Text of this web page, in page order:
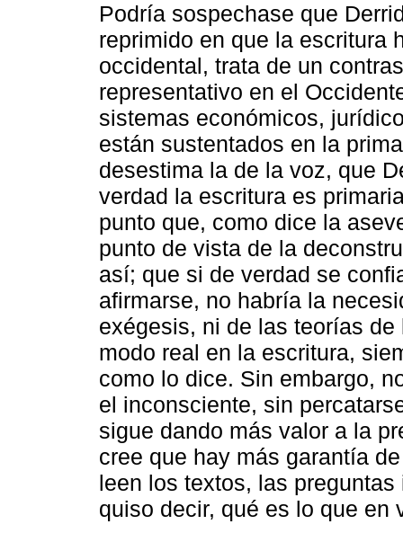
Podría sospechase que
reprimido en que la escritura
occidental, trata de un
representativo en el
sistemas económicos,
están sustentados en la
desestima la de la voz, que
verdad la escritura es
punto que, como dice la
punto de vista de la
así; que si de verdad se
afirmarse, no habría la
exégesis, ni de las teorías
modo real en la escritura,
como lo dice. Sin embargo,
el inconsciente, sin
sigue dando más valor a la
cree que hay más garantía
leen los textos, las
quiso decir, qué es lo que en